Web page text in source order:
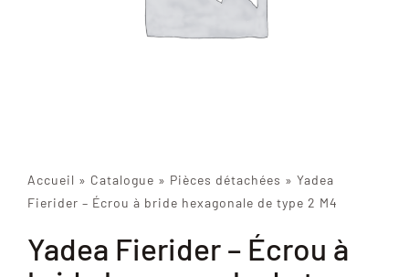
Accueil » Catalogue » Pièces détachées » Yadea
Fierider – Écrou à bride hexagonale de type 2 M4
Yadea Fierider – Écrou à